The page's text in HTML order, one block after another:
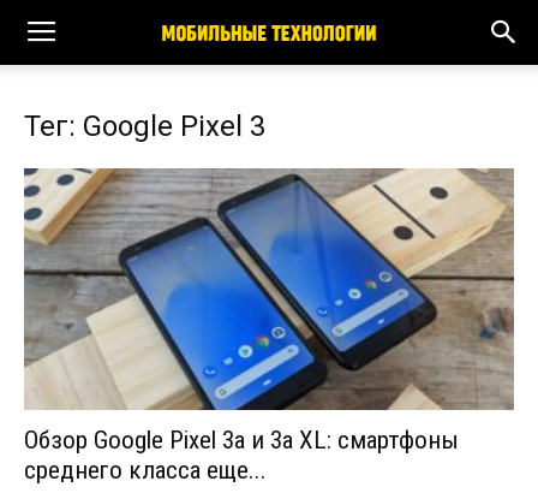
Тег: Google Pixel 3
Обзор Google Pixel 3a и 3a XL: смартфоны
среднего класса еще...